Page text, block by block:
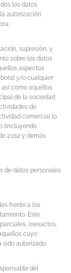
los datos
autorización
supresión, y
sobre los datos
aspectos
y/o cualquier
como aquellos
de la sociedad
de
comercial lo
(incluyendo
2.012 y demás
de datos personales
frente a los
Este
inexactos,
cuyo
sido autorizado;
del